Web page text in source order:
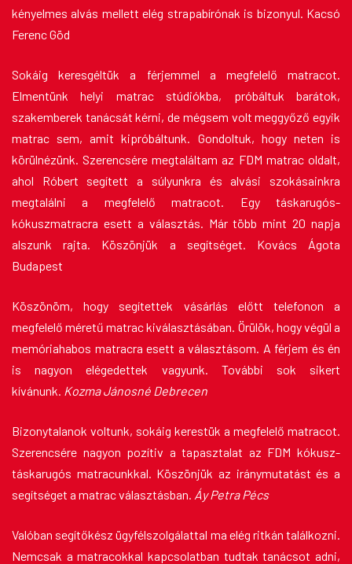
kényelmes alvás mellett elég strapabírónak is bizonyul. Kacsó
Ferenc Göd
Sokáig keresgéltük a férjemmel a megfelelő matracot.
Elmentünk helyi matrac stúdiókba, próbáltuk barátok,
szakemberek tanácsát kérni, de mégsem volt meggyőző egyik
matrac sem, amit kipróbáltunk. Gondoltuk, hogy neten is
körülnézünk. Szerencsére megtaláltam az FDM matrac oldalt,
ahol Róbert segített a súlyunkra és alvási szokásainkra
megtalálni a megfelelő matracot. Egy táskarugós-
kókuszmatracra esett a választás. Már több mint 20 napja
alszunk rajta. Köszönjük a segítséget. Kovács Ágota
Budapest
Köszönöm, hogy segítettek vásárlás előtt telefonon a
megfelelő méretű matrac kiválasztásában. Örülök, hogy végül a
memóriahabos matracra esett a választásom. A férjem és én
is nagyon elégedettek vagyunk. További sok sikert
kívánunk. Kozma Jánosné Debrecen
Bizonytalanok voltunk, sokáig kerestük a megfelelő matracot.
Szerencsére nagyon pozítiv a tapasztalat az FDM kókusz-
táskarugós matracunkkal. Köszönjük az iránymutatást és a
segítséget a matrac választásban. Áy Petra Pécs
Valóban segítőkész ügyfélszolgálattal ma elég ritkán találkozni.
Nemcsak a matracokkal kapcsolatban tudtak tanácsot adni,